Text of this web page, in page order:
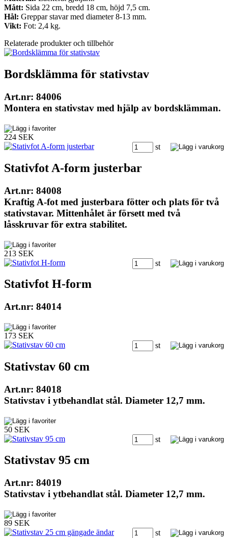
Mått: Sida 22 cm, bredd 18 cm, höjd 7,5 cm.
Hål: Greppar stavar med diameter 8-13 mm.
Vikt: Fot: 2,4 kg.
Relaterade produkter och tillbehör
Bordsklämma för stativstav
Art.nr: 84006
Montera en stativstav med hjälp av bordsklämman.
224 SEK
st
Stativfot A-form justerbar
Art.nr: 84008
Kraftig A-fot med justerbara fötter och plats för två
stativstavar. Mittenhålet är försett med två
låsskruvar för extra stabilitet.
213 SEK
st
Stativfot H-form
Art.nr: 84014
173 SEK
st
Stativstav 60 cm
Art.nr: 84018
Stativstav i ytbehandlat stål. Diameter 12,7 mm.
50 SEK
st
Stativstav 95 cm
Art.nr: 84019
Stativstav i ytbehandlat stål. Diameter 12,7 mm.
89 SEK
st